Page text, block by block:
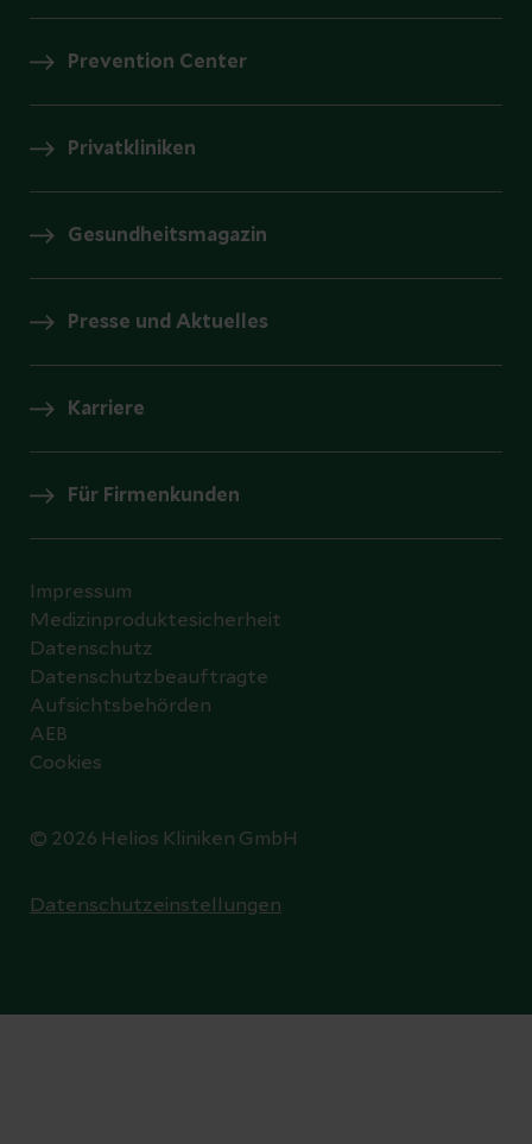
Prevention Center
Privatkliniken
Gesundheitsmagazin
Presse und Aktuelles
Karriere
Für Firmenkunden
© 2026 Helios Kliniken GmbH
Impressum
Medizinproduktesicherheit
Datenschutz
Datenschutzbeauftragte
Aufsichtsbehörden
AEB
Cookies
Datenschutzeinstellungen